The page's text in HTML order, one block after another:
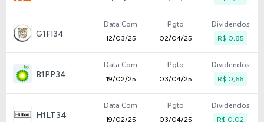
G1FI34
Data Com
12/03/25
Pgto
02/04/25
Dividendos
R$ 0,85
B1PP34
Data Com
19/02/25
Pgto
03/04/25
Dividendos
R$ 0,66
H1LT34
Data Com
19/02/25
Pgto
03/04/25
Dividendos
R$ 0,02